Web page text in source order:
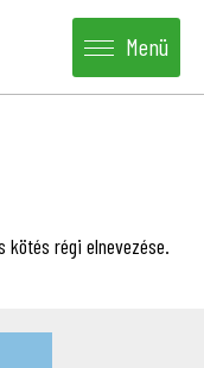
Menü
kötés régi elnevezése.